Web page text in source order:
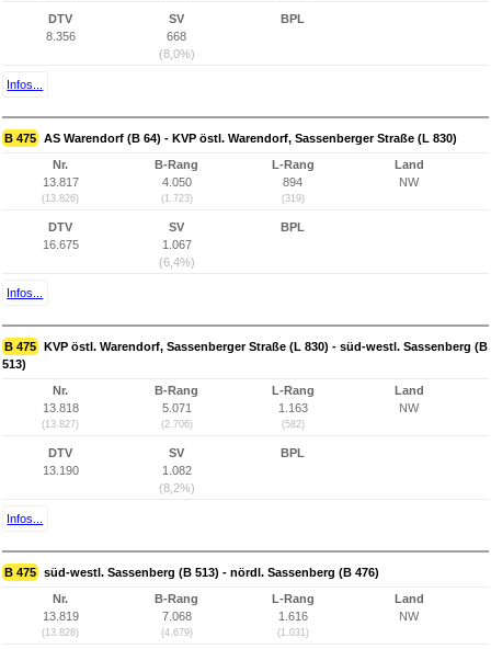
DTV
8.356
SV
668
(8,0%)
BPL
Infos...
B 475 AS Warendorf (B 64) - KVP östl. Warendorf, Sassenberger Straße (L 830)
Nr.
13.817
(13.826)
B-Rang
4.050
(1.723)
L-Rang
894
(319)
Land
NW
DTV
16.675
SV
1.067
(6,4%)
BPL
Infos...
B 475 KVP östl. Warendorf, Sassenberger Straße (L 830) - süd-westl. Sassenberg (B
513)
Nr.
13.818
(13.827)
B-Rang
5.071
(2.706)
L-Rang
1.163
(582)
Land
NW
DTV
13.190
SV
1.082
(8,2%)
BPL
Infos...
B 475 süd-westl. Sassenberg (B 513) - nördl. Sassenberg (B 476)
Nr.
13.819
(13.828)
B-Rang
7.068
(4.679)
L-Rang
1.616
(1.031)
Land
NW